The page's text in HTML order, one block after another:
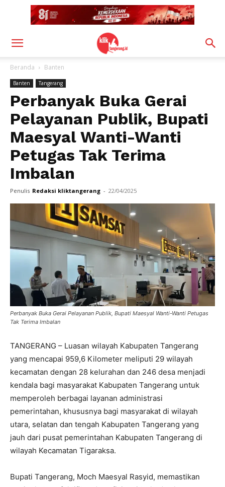
Beranda Banten
Banten Tangerang
Perbanyak Buka Gerai
Pelayanan Publik, Bupati
Maesyal Wanti-Wanti
Petugas Tak Terima
Imbalan
Penulis Redaksi kliktangerang - 22/04/2025
Perbanyak Buka Gerai Pelayanan Publik, Bupati Maesyal Wanti-Wanti Petugas
Tak Terima Imbalan
TANGERANG – Luasan wilayah Kabupaten Tangerang
yang mencapai 959,6 Kilometer meliputi 29 wilayah
kecamatan dengan 28 kelurahan dan 246 desa menjadi
kendala bagi masyarakat Kabupaten Tangerang untuk
memperoleh berbagai layanan administrasi
pemerintahan, khususnya bagi masyarakat di wilayah
utara, selatan dan tengah Kabupaten Tangerang yang
jauh dari pusat pemerintahan Kabupaten Tangerang di
wilayah Kecamatan Tigaraksa.
Bupati Tangerang, Moch Maesyal Rasyid, memastikan